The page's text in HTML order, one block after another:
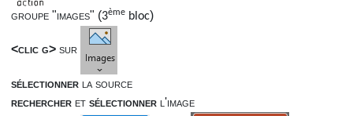
groupe "images" (3èmebloc)
<clic g>sur
sélectionnerla source
rechercher etsélectionner l'image